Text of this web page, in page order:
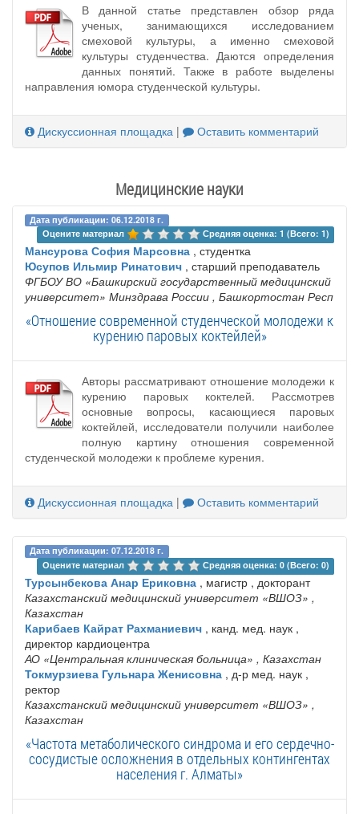
В данной статье представлен обзор ряда
ученых, занимающихся исследованием
смеховой культуры, а именно смеховой
культуры студенчества. Даются определения
данных понятий. Также в работе выделены
направления юмора студенческой культуры.
Дискуссионная площадка | Оставить комментарий
Медицинские науки
Дата публикации: 06.12.2018 г.
Оцените материал
Средняя оценка: 1 (Всего: 1)
Мансурова София Марсовна , студентка
Юсупов Ильмир Ринатович , старший преподаватель
ФГБОУ ВО «Башкирский государственный медицинский
университет» Минздрава России , Башкортостан Респ
«Отношение современной студенческой молодежи к
курению паровых коктейлей»
Авторы рассматривают отношение молодежи к
курению паровых коктелей. Рассмотрев
основные вопросы, касающиеся паровых
коктейлей, исследователи получили наиболее
полную картину отношения современной
студенческой молодежи к проблеме курения.
Дискуссионная площадка | Оставить комментарий
Дата публикации: 07.12.2018 г.
Оцените материал
Средняя оценка: 0 (Всего: 0)
Турсынбекова Анар Ериковна , магистр , докторант
Казахстанский медицинский университет «ВШОЗ» ,
Казахстан
Карибаев Кайрат Рахманиевич , канд. мед. наук ,
директор кардиоцентра
АО «Центральная клиническая больница» , Казахстан
Токмурзиева Гульнара Женисовна , д-р мед. наук ,
ректор
Казахстанский медицинский университет «ВШОЗ» ,
Казахстан
«Частота метаболического синдрома и его сердечно-
сосудистые осложнения в отдельных контингентах
населения г. Алматы»